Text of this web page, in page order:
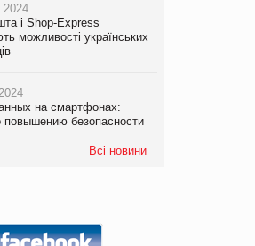
2024
і Shop-Express
можливості українських
на смартфонах:
повышению безопасности
Всі новини